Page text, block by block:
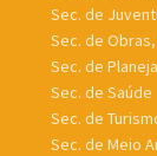
Sec. de
Sec. de
Sec. de
Sec. de Saúde
Sec. de
Sec. de Meio